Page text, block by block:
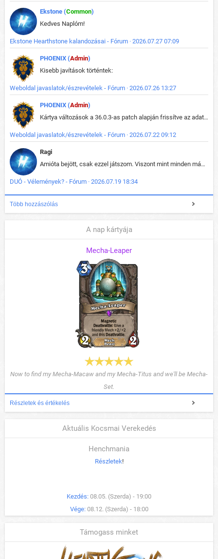
Ekstone (Common)
Kedves Naplóm!
Ekstone Hearthstone kalandozásai - Fórum · 2026.07.27 07:09
PHOENIX (Admin)
Kisebb javítások történtek:
Weboldal javaslatok/észrevételek - Fórum · 2026.07.26 13:27
PHOENIX (Admin)
Kártya változások a 36.0.3-as patch alapján frissítve az adatbázisban (képek is cserélve).
Weboldal javaslatok/észrevételek - Fórum · 2026.07.22 09:12
Ragi
Amióta bejött, csak ezzel játszom. Viszont mint minden más - akár az alapjáték is, ez is baromira összetett lett. Néha már pár kör után is esélytelen az egész. Vagy irreállisan túltápol valaki, vagy lelép a partner, vagy csak hülye mint a segg. És amikor eljönne az én időm, na akkor jön el mindenki másé is. Engem jobban érdekelne, hogy ki milyen ratingen szokott játszani. Na ez lenne egy érdekes adat.
DUÓ - Vélemények? - Fórum · 2026.07.19 18:34
Több hozzászólás
A nap kártyája
Mecha-Leaper
Now to find my Mecha-Macaw and my Mecha-Titus and we'll be Mecha-
Set.
Részletek és értékelés
Aktuális Kocsmai Verekedés
Henchmania
Részletek!
Kezdés: 08.05. (Szerda) - 19:00
Vége: 08.12. (Szerda) - 18:00
Támogass minket